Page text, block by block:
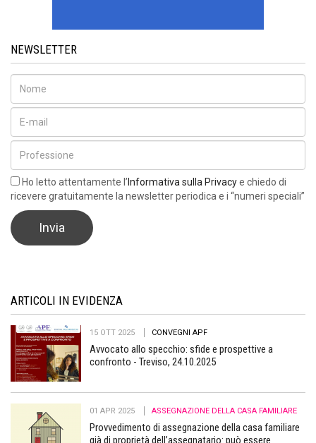
NEWSLETTER
Ho letto attentamente l’ Informativa sulla Privacye chiedo di
ricevere gratuitamente la newsletter periodica e i “numeri speciali”
ARTICOLI IN EVIDENZA
15 OTT 2025 CONVEGNI APF
Avvocato allo specchio: sfide e prospettive a
confronto - Treviso, 24.10.2025
01 APR 2025 ASSEGNAZIONE DELLA CASA FAMILIARE
Provvedimento di assegnazione della casa familiare
già di proprietà dell’assegnatario: può essere